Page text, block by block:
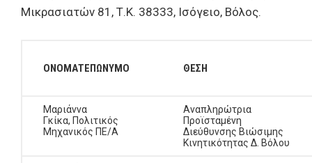
Μικρασιατών 81, Τ.Κ. 38333, Ισόγειο, Βόλος.
ΟΝΟΜΑΤΕΠΩΝΥΜΟ ΘΕΣΗ
Μαριάννα
Γκίκα, Πολιτικός
Μηχανικός ΠΕ/Α
Αναπληρώτρια
Προϊσταμένη
Διεύθυνσης Βιώσιμης
Κινητικότητας Δ. Βόλου